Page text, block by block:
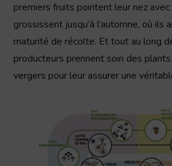
premiers fruits pointent leur nez
grossissent jusqu’à l’automne, où ils
maturité de récolte. Et tout au long
producteurs prennent soin des
vergers pour leur assurer une